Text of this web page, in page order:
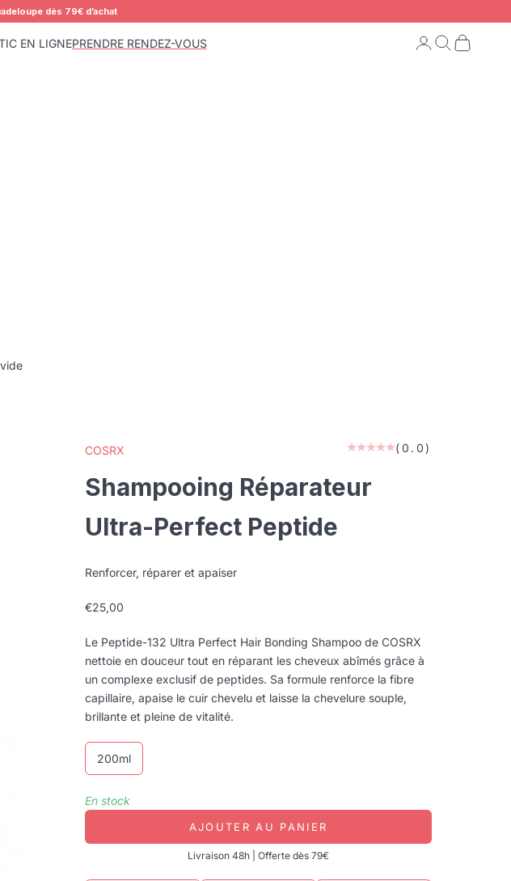
dès 79€ d’achat
EN LIGNEPRENDRE RENDEZ-VOUS Connexion
Recherche
Panier
COSRX (0.0)
Shampooing Réparateur
Ultra-Perfect Peptide
Renforcer, réparer et apaiser
Prix de vente
€25,00
Le Peptide-132 Ultra Perfect Hair Bonding Shampoo de COSRX
nettoie en douceur tout en réparant les cheveux abîmés grâce à
un complexe exclusif de peptides. Sa formule renforce la fibre
capillaire, apaise le cuir chevelu et laisse la chevelure souple,
brillante et pleine de vitalité.
200ml
En stock
AJOUTER AU PANIER
Livraison 48h | Offerte dès 79€